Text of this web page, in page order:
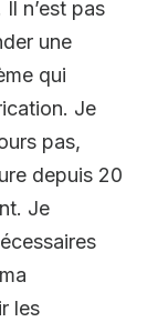
n’est pas
une
qui
Je
pas,
depuis 20
Je
les